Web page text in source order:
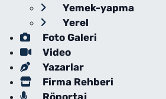
Yemek-yapma
Yerel
Foto Galeri
Video
Yazarlar
Firma Rehberi
Röportaj